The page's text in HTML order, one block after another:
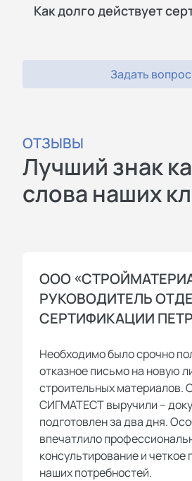
Как долго действует
Задать вопрос
ОТЗЫВЫ
Лучший знак
слова наших
ООО
РУКОВОДИТЕЛЬ
СЕРТИФИКАЦИИ
Необходимо было срочно
отказное письмо на новую
строительных материалов.
СИГМАТЕСТ выручили –
подготовлен за два дня.
впечатлило
консультирование и четкое
наших потребностей.